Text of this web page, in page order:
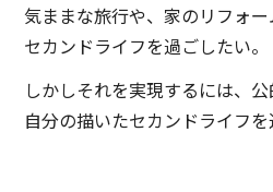
気ままな旅行や、家のリフォ
セカンドライフを過ごしたい。
しかしそれを実現するには、
自分の描いたセカンドライフ